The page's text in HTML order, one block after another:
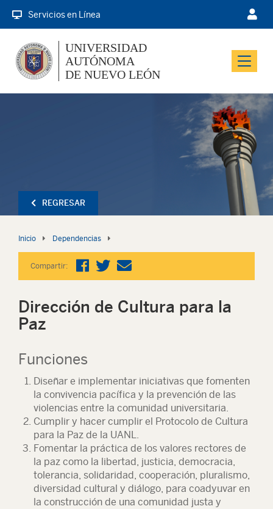
Servicios en Línea
Menu
UNIVERSIDAD
AUTÓNOMA
DE NUEVO LEÓN
REGRESAR
Inicio Dependencias
Compartir:
Dirección de Cultura para la
Paz
Funciones
Diseñar e implementar iniciativas que fomenten
la convivencia pacífica y la prevención de las
violencias entre la comunidad universitaria.
Cumplir y hacer cumplir el Protocolo de Cultura
para la Paz de la UANL.
Fomentar la práctica de los valores rectores de
la paz como la libertad, justicia, democracia,
tolerancia, solidaridad, cooperación, pluralismo,
diversidad cultural y diálogo, para coadyuvar en
la construcción de una comunidad justa y